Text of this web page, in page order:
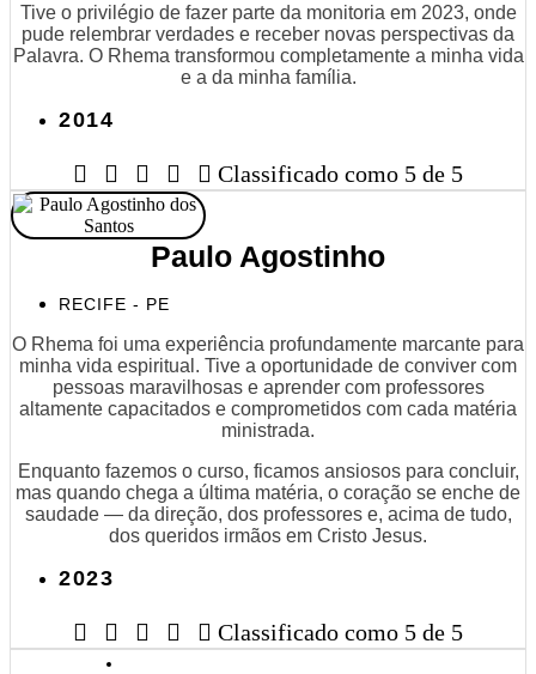
Tive o privilégio de fazer parte da monitoria em 2023, onde
pude relembrar verdades e receber novas perspectivas da
Palavra. O Rhema transformou completamente a minha vida
e a da minha família.
2014
     Classificado como 5 de 5
Paulo Agostinho
RECIFE - PE
O Rhema foi uma experiência profundamente marcante para
minha vida espiritual. Tive a oportunidade de conviver com
pessoas maravilhosas e aprender com professores
altamente capacitados e comprometidos com cada matéria
ministrada.
Enquanto fazemos o curso, ficamos ansiosos para concluir,
mas quando chega a última matéria, o coração se enche de
saudade — da direção, dos professores e, acima de tudo,
dos queridos irmãos em Cristo Jesus.
2023
     Classificado como 5 de 5